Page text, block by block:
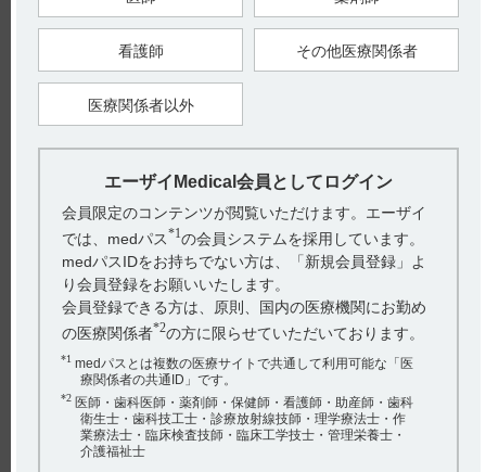
【関連情報】
インタビューフォームには、過量投与に関する以下の記載があ
■過量投与（引用2）
中枢神経系の抑制…意識レベルの低下、昏睡
下、気道閉塞
循環器系の抑制…血圧下降、ショック
・処置
呼吸、脈拍、血圧を監視する。
1．気道の確保
気道閉塞時には、枕をはずし、下顎を持ち上げて前頸部を伸長
し、気道を確保するが、不充分な場合には気管挿管を行う。
2．全身状態の改善
全身状態の改善には、糖液又は電解質輸液500mLを点滴静注す
3．血圧降下に対する処置
血圧降下の改善には昇圧剤を点滴静注する。
ノルアドレナリンあるいはドパミン塩酸塩（5μg／kg／分以下
では利尿効果、5～10μg／kg／分では心収縮力増加、10μg／kg
／分以上では末梢血管収縮作用）を投与する。
血圧降下が持続する場合には重曹の静注（1回20～40mL）も有
効である。
4．薬物の排泄促進
看護師 その他医療関係者
医療関係者以外
エーザイMedical会員としてログイン
会員限定のコンテンツが閲覧いただけます。エーザイ
では、medパス*1の会員システムを採用しています。
medパスIDをお持ちでない方は、「新規会員登録」よ
り会員登録をお願いいたします。
会員登録できる方は、原則、国内の医療機関にお勤め
の医療関係者*2の方に限らせていただいております。
*1 medパスとは複数の医療サイトで共通して利用可能な「医
療関係者の共通ID」です。
*2 医師・歯科医師・薬剤師・保健師・看護師・助産師・歯科
衛生士・歯科技工士・診療放射線技師・理学療法士・作
業療法士・臨床検査技師・臨床工学技士・管理栄養士・
介護福祉士